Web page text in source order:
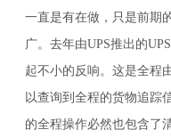
一直是有在做，只是前期
广。去年由UPS推出的
起不小的反响。这是全程
以查询到全程的货物追踪
的全程操作必然也包含了